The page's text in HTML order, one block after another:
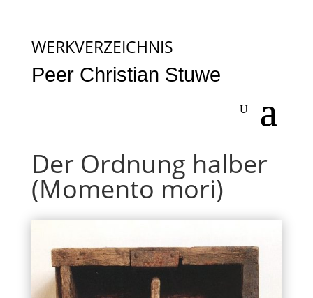
WERKVERZEICHNIS
Peer Christian Stuwe
Der Ordnung halber
(Momento mori)